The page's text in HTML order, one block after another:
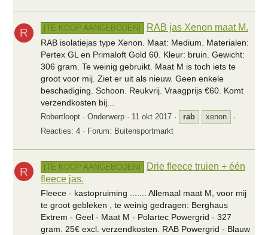
R [TE KOOP AANGEBODEN] RAB jas Xenon maat M.
RAB isolatiejas type Xenon. Maat: Medium. Materialen:
Pertex GL en Primaloft Gold 60. Kleur: bruin. Gewicht:
306 gram. Te weinig gebruikt. Maat M is toch iets te
groot voor mij. Ziet er uit als nieuw. Geen enkele
beschadiging. Schoon. Reukvrij. Vraagprijs €60. Komt
verzendkosten bij...
Robertloopt Onderwerp 11 okt 2017 rab
xenon
Reacties: 4
Forum: Buitensportmarkt
R [TE KOOP AANGEBODEN]
Drie fleece truien + één
fleece jas.
Fleece - kastopruiming ....... Allemaal maat M, voor mij
te groot gebleken , te weinig gedragen: Berghaus
Extrem - Geel - Maat M - Polartec Powergrid - 327
gram. 25€ excl. verzendkosten. RAB Powergrid - Blauw